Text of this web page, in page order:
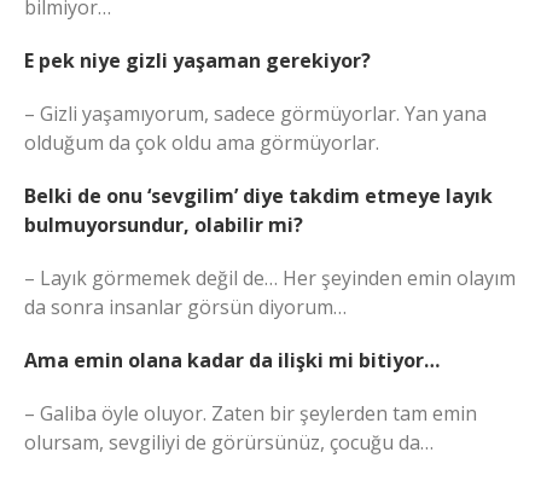
bilmiyor…
E pek niye gizli yaşaman gerekiyor?
– Gizli yaşamıyorum, sadece görmüyorlar. Yan yana
olduğum da çok oldu ama görmüyorlar.
Belki de onu ‘sevgilim’ diye takdim etmeye layık
bulmuyorsundur, olabilir mi?
– Layık görmemek değil de… Her şeyinden emin olayım
da sonra insanlar görsün diyorum…
Ama emin olana kadar da ilişki mi bitiyor…
– Galiba öyle oluyor. Zaten bir şeylerden tam emin
olursam, sevgiliyi de görürsünüz, çocuğu da…